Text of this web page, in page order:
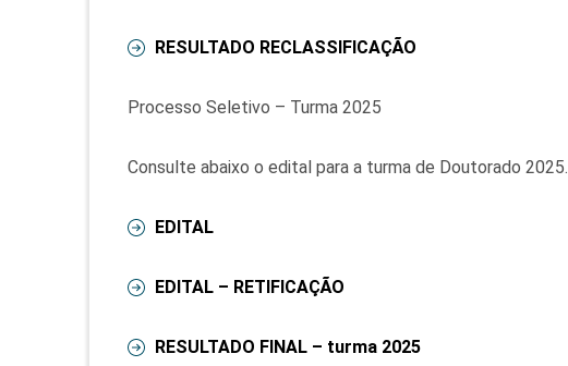
RESULTADO RECLASSIFICAÇÃO
Processo Seletivo – Turma 2025
Consulte abaixo o edital para a turma de Doutorado 2025.
EDITAL
EDITAL – RETIFICAÇÃO
RESULTADO FINAL – turma 2025